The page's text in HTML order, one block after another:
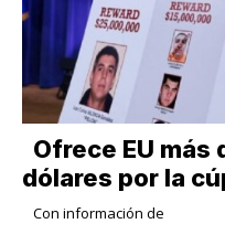
Ofrece EU más
dólares por la
Con información de